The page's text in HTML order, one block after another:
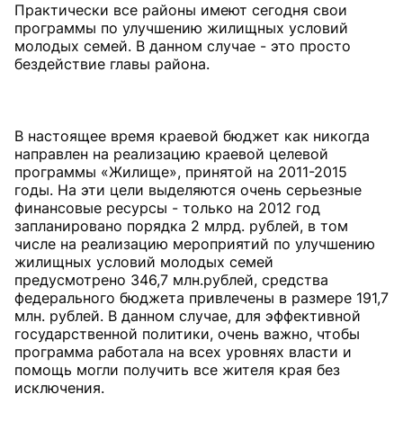
Практически все районы имеют сегодня свои
программы по улучшению жилищных условий
молодых семей. В данном случае - это просто
бездействие главы района.
В настоящее время краевой бюджет как никогда
направлен на реализацию краевой целевой
программы «Жилище», принятой на 2011-2015
годы. На эти цели выделяются очень серьезные
финансовые ресурсы - только на 2012 год
запланировано порядка 2 млрд. рублей, в том
числе на реализацию мероприятий по улучшению
жилищных условий молодых семей
предусмотрено 346,7 млн.рублей, средства
федерального бюджета привлечены в размере 191,7
млн. рублей. В данном случае, для эффективной
государственной политики, очень важно, чтобы
программа работала на всех уровнях власти и
помощь могли получить все жителя края без
исключения.